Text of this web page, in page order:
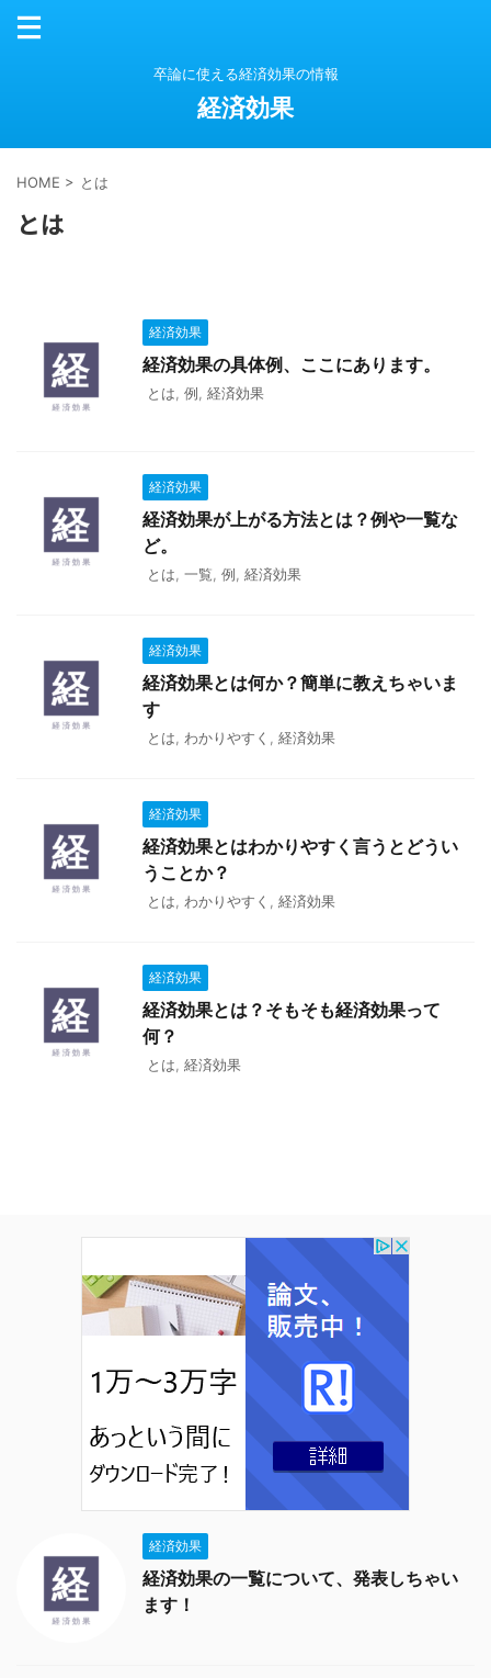
卒論に使える経済効果の情報
経済効果
HOME > とは
とは
経済効果
経済効果の具体例、ここにあります。
とは 例 経済効果
経済効果
経済効果が上がる方法とは？例や一覧な
ど。
とは 一覧 例 経済効果
経済効果
経済効果とは何か？簡単に教えちゃいま
す
とは わかりやすく 経済効果
経済効果
経済効果とはわかりやすく言うとどうい
うことか？
とは わかりやすく 経済効果
経済効果
経済効果とは？そもそも経済効果って
何？
とは 経済効果
経済効果
経済効果の一覧について、発表しちゃい
ます！